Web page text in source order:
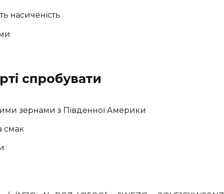
насиченість
спробувати
зернами з Південної Америки
смак